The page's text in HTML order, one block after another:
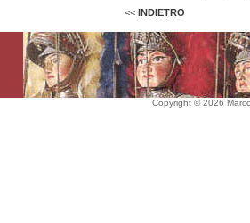
<< INDIETRO
Copyright © 2026